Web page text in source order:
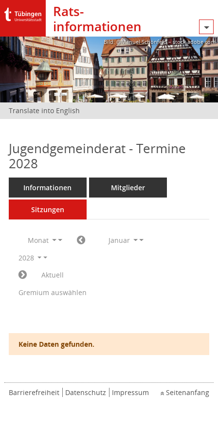
Rats­
informationen
Bild: @Manuel Schönfeld – stock.adobe.com
Translate into English
Jugendgemeinderat - Termine
2028
Informationen Mitglieder
Sitzungen
Monat
Januar
2028
Aktuell
Gremium auswählen
Keine Daten gefunden.
Barrierefreiheit Datenschutz Impressum Seitenanfang